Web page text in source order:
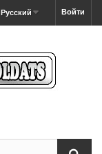
Войти
Русский